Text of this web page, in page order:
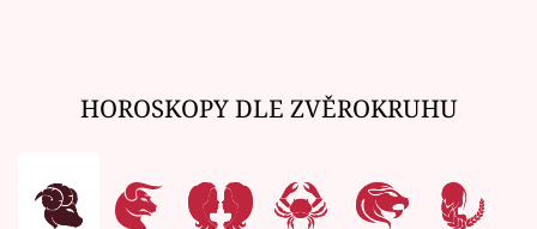
HOROSKOPY DLE ZVĚROKRUHU